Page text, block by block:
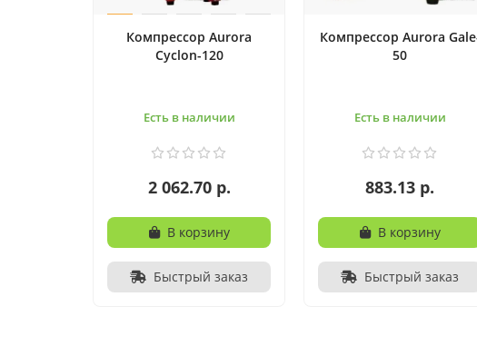
Компрессор Aurora
Cyclon-120
Есть в наличии
2 062.70 р.
В корзину
Быстрый заказ
Компрессор Aurora
50
Есть в наличии
883.13 р.
В корзину
Быстрый заказ